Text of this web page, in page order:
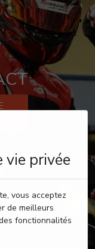
vie privée
vous acceptez
de meilleurs
fonctionnalités